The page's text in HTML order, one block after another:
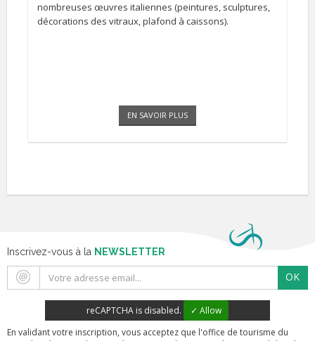
nombreuses œuvres italiennes (peintures, sculptures,
décorations des vitraux, plafond à caissons).
EN SAVOIR PLUS
Inscrivez-vous à la NEWSLETTER
OK
reCAPTCHA is disabled.
✓ Allow
En validant votre inscription, vous acceptez que l'office de tourisme du